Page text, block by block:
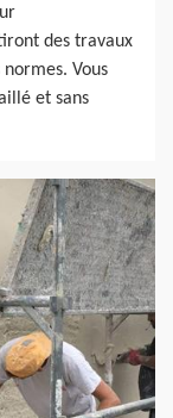
des travaux
Vous
et sans